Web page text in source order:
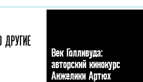
ДРУГИЕ
Век Голливуда:
авторский кинокурс
Анжелики Артюх